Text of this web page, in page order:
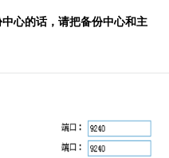
心的话，请把备份中心和主